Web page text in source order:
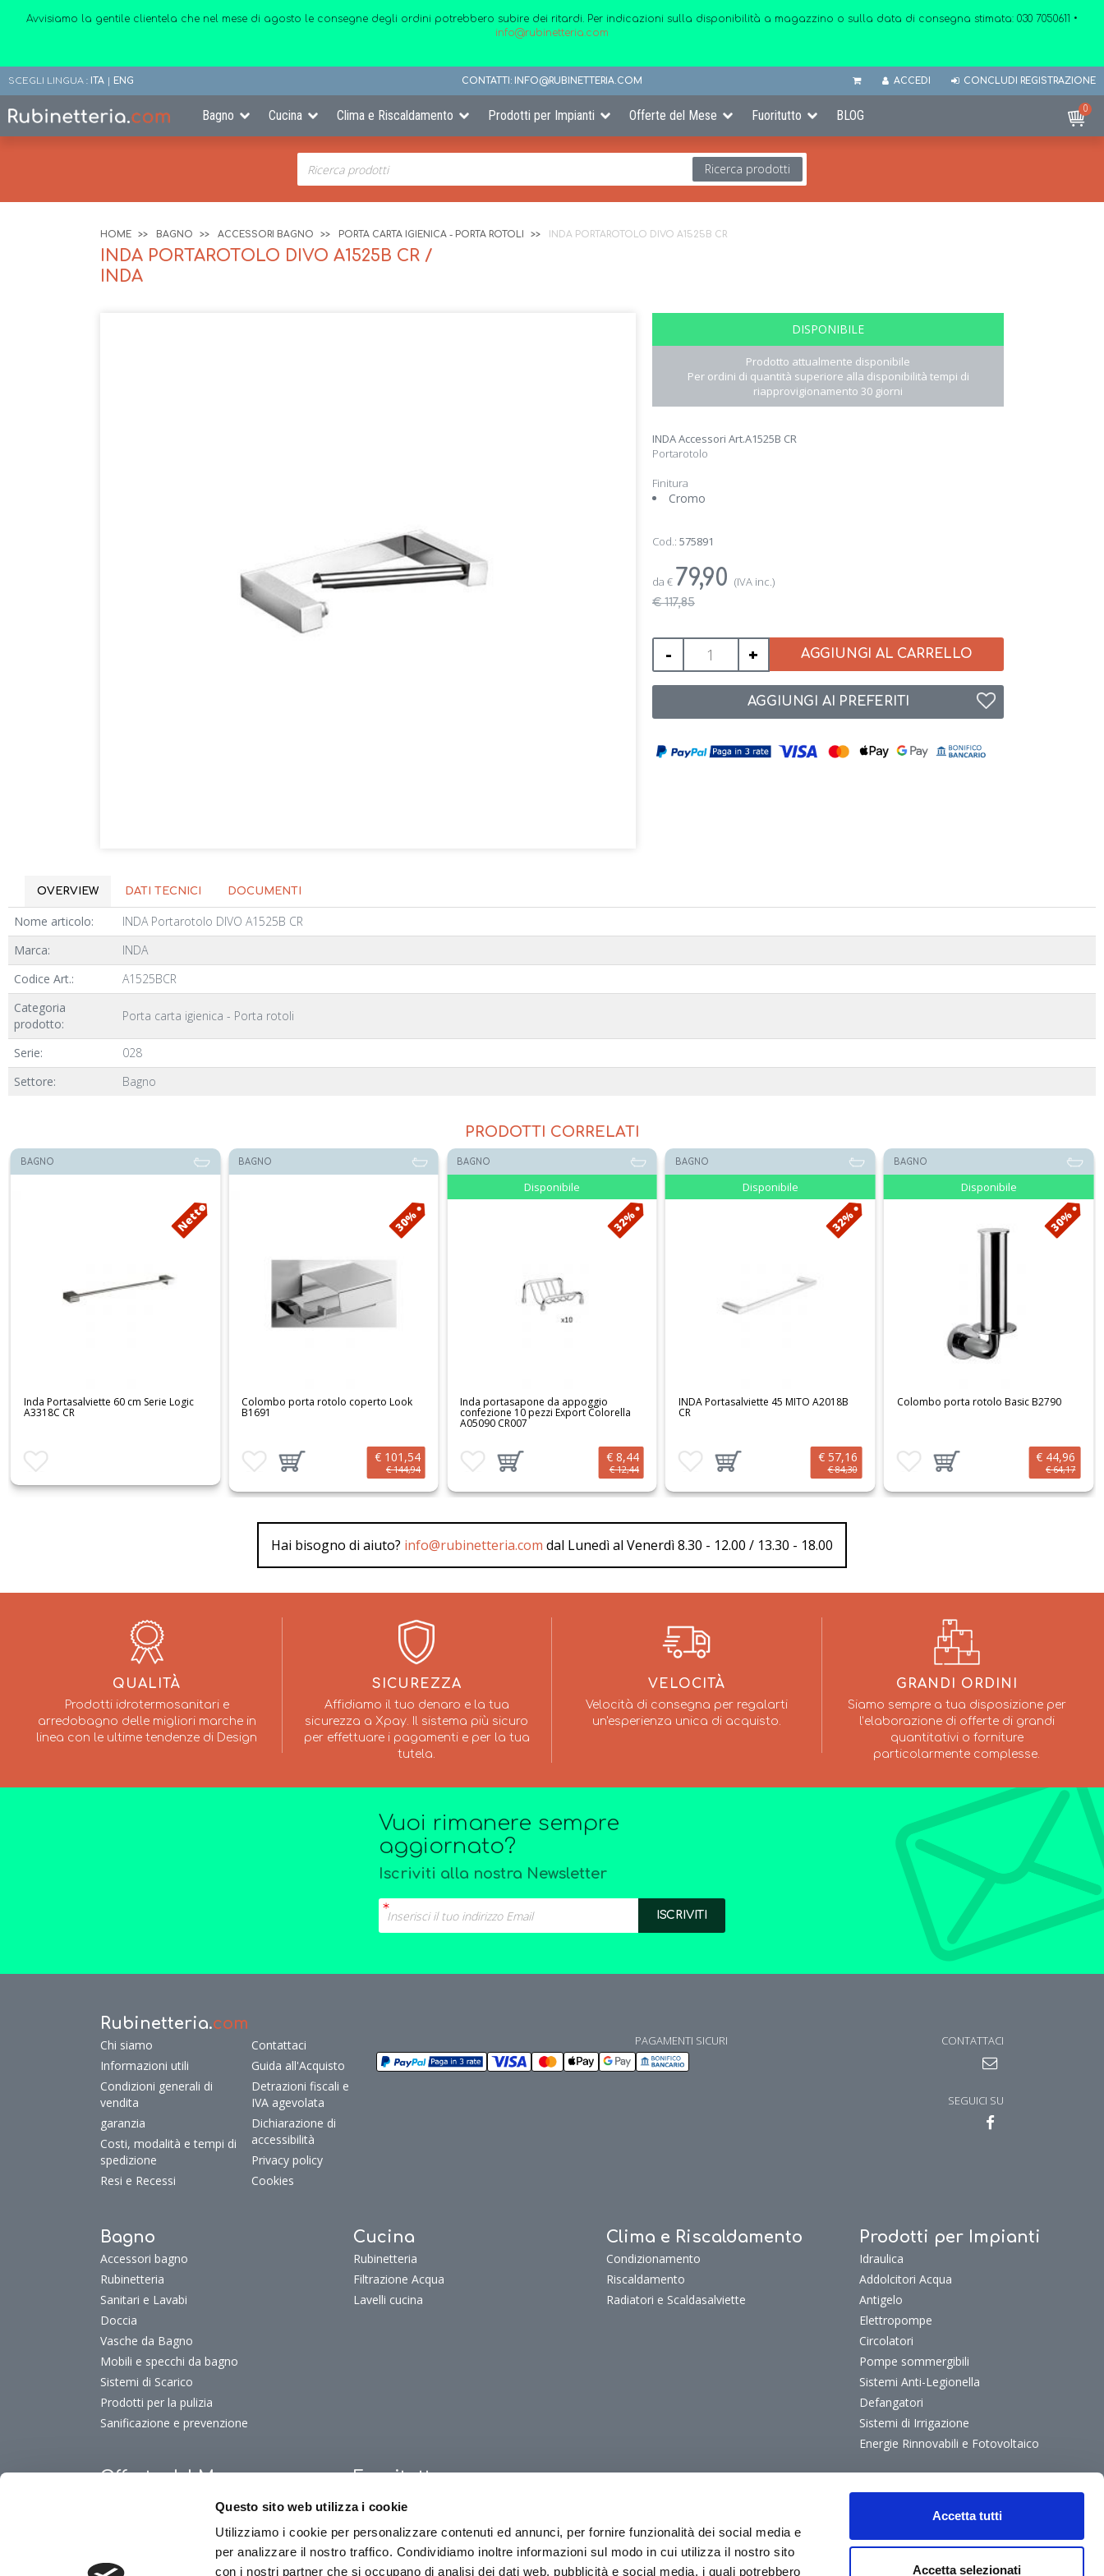
Questo sito web utilizza i cookie
Utilizziamo i cookie per personalizzare contenuti ed annunci, per fornire funzionalità dei social media e
per analizzare il nostro traffico. Condividiamo inoltre informazioni sul modo in cui utilizza il nostro sito
con i nostri partner che si occupano di analisi dei dati web, pubblicità e social media, i quali potrebbero
Accetta tutti
Accetta selezionati
Avvisiamo la gentile clientela che nel mese di agosto le consegne degli ordini potrebbero subire dei ritardi. Per indicazioni sulla disponibilità a magazzino o sulla data di consegna stimata: 030 7050611 •
info@rubinetteria.com
SCEGLI LINGUA : ITA | ENG CONTATTI: INFO@RUBINETTERIA.COM ACCEDI CONCLUDI REGISTRAZIONE
Bagno Cucina Clima e Riscaldamento Prodotti per Impianti Offerte del Mese Fuoritutto BLOG 0
Ricerca prodotti
HOME BAGNO ACCESSORI BAGNO PORTA CARTA IGIENICA - PORTA ROTOLI INDA PORTAROTOLO DIVO A1525B CR
INDA PORTAROTOLO DIVO A1525B CR /
INDA
DISPONIBILE
Prodotto attualmente disponibile
Per ordini di quantità superiore alla disponibilità tempi di
riapprovigionamento 30 giorni
INDA Accessori Art.A1525B CR
Portarotolo
Finitura
Cromo
Cod.: 575891
da € 79,90 (IVA inc.)
€ 117,85
- + AGGIUNGI AL CARRELLO
AGGIUNGI AI PREFERITI
OVERVIEW DATI TECNICI DOCUMENTI
Nome articolo:
INDA Portarotolo DIVO A1525B CR
Marca:
INDA
Codice Art.:
A1525BCR
Categoria
prodotto:
Porta carta igienica - Porta rotoli
Serie:
028
Settore:
Bagno
PRODOTTI CORRELATI
BAGNO
Netto
Inda Portasalviette 60 cm Serie Logic
A3318C CR
Aggiungi ai preferiti
BAGNO
30%
Colombo porta rotolo coperto Look
B1691
Aggiungi ai preferiti
Aggiungi prodotto al carrello
€ 101,54
€ 144,94
BAGNO
Disponibile
32%
Inda portasapone da appoggio
confezione 10 pezzi Export Colorella
A05090 CR007
Aggiungi ai preferiti
Aggiungi prodotto al carrello
€ 8,44
€ 12,44
BAGNO
Disponibile
32%
INDA Portasalviette 45 MITO A2018B
CR
Aggiungi ai preferiti
Aggiungi prodotto al carrello
€ 57,16
€ 84,30
BAGNO
Disponibile
30%
Colombo porta rotolo Basic B2790
Aggiungi ai preferiti
Aggiungi prodotto al carrello
€ 44,96
€ 64,17
Hai bisogno di aiuto? info@rubinetteria.com dal Lunedì al Venerdì 8.30 - 12.00 / 13.30 - 18.00
QUALITÀ
Prodotti idrotermosanitari e
arredobagno delle migliori marche in
linea con le ultime tendenze di Design
SICUREZZA
Affidiamo il tuo denaro e la tua
sicurezza a Xpay. Il sistema più sicuro
per effettuare i pagamenti e per la tua
tutela.
VELOCITÀ
Velocità di consegna per regalarti
un'esperienza unica di acquisto.
GRANDI ORDINI
Siamo sempre a tua disposizione per
l’elaborazione di offerte di grandi
quantitativi o forniture
particolarmente complesse.
Vuoi rimanere sempre
aggiornato?
Iscriviti alla nostra Newsletter
Rubinetteria.com
Chi siamo
Informazioni utili
Condizioni generali di
vendita
garanzia
Costi, modalità e tempi di
spedizione
Resi e Recessi
Contattaci
Guida all'Acquisto
Detrazioni fiscali e
IVA agevolata
Dichiarazione di
accessibilità
Privacy policy
Cookies
PAGAMENTI SICURI CONTATTACI
SEGUICI SU
Bagno
Accessori bagno
Rubinetteria
Sanitari e Lavabi
Doccia
Vasche da Bagno
Mobili e specchi da bagno
Sistemi di Scarico
Prodotti per la pulizia
Sanificazione e prevenzione
Cucina
Rubinetteria
Filtrazione Acqua
Lavelli cucina
Clima e Riscaldamento
Condizionamento
Riscaldamento
Radiatori e Scaldasalviette
Prodotti per Impianti
Idraulica
Addolcitori Acqua
Antigelo
Elettropompe
Circolatori
Pompe sommergibili
Sistemi Anti-Legionella
Defangatori
Sistemi di Irrigazione
Energie Rinnovabili e Fotovoltaico
Offerte del Mese Fuoritutto
Fuoritutto
FuoriTutto Cucina
FuoriTutto Clima e riscaldamento